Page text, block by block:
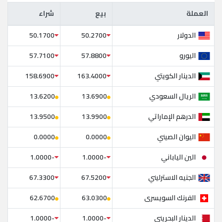
العملة بيع شراء العملة بيع
شراء
الدولار
50.2700
50.1700
اليورو
57.8800
57.7100
الدينار الكويتي
163.4000
158.6900
الريال السعودي
13.6900
13.6200
الدرهم الإماراتي
13.9900
13.9500
اليوان الصيني
0.0000
0.0000
الين الياباني
-1.0000
-1.0000
الجنيه الاسترليني
67.5200
67.3300
الفرنك السويسرى
63.0300
62.6700
الدينار البحريني
-1.0000
-1.0000